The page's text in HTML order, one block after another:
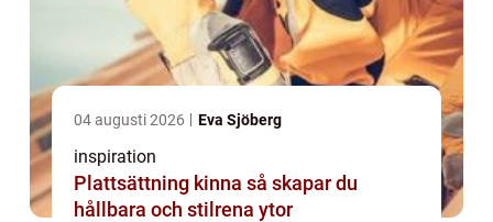
04 augusti 2026 Eva Sjöberg
inspiration
Plattsättning kinna så skapar du
hållbara och stilrena ytor